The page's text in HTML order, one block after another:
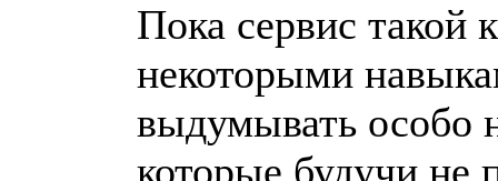
Пока сервис такой
некоторыми
выдумывать особо
которые будучи не